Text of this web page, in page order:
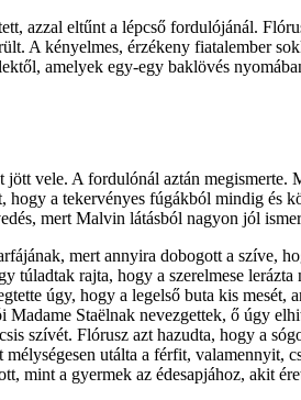
azzal eltűnt a lépcső fordulójánál.
A kényelmes, érzékeny fiatalember
amelyek egy-egy baklövés
vele. A fordulónál aztán
a tekervényes fúgákból mindig és
mert Malvin látásból nagyon jól
mert annyira dobogott a szíve,
rajta, hogy a szerelmese
úgy, hogy a legelső buta kis mesét,
Staëlnak nevezgettek, ő úgy
szívét. Flórusz azt hazudta, hogy a
utálta a férfit, valamennyit,
mint a gyermek az édesapjához, akit